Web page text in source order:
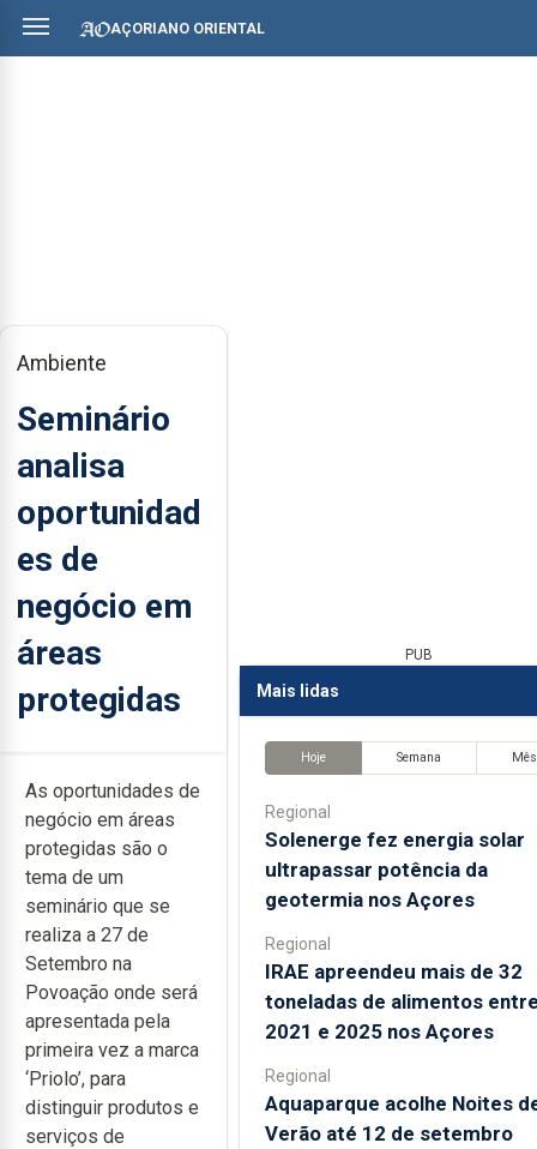
AÇORIANO ORIENTAL
Ambiente
Seminário
analisa
oportunidad
es de
negócio em
áreas
protegidas
As oportunidades de
negócio em áreas
protegidas são o
tema de um
seminário que se
realiza a 27 de
Setembro na
Povoação onde será
apresentada pela
primeira vez a marca
‘Priolo’, para
distinguir produtos e
serviços de
PUB
Mais lidas
Hoje Semana Mês
Regional
Solenerge fez energia solar
ultrapassar potência da
geotermia nos Açores
Regional
IRAE apreendeu mais de 32
toneladas de alimentos
2021 e 2025 nos Açores
Regional
Aquaparque acolhe Noites
Verão até 12 de setembro